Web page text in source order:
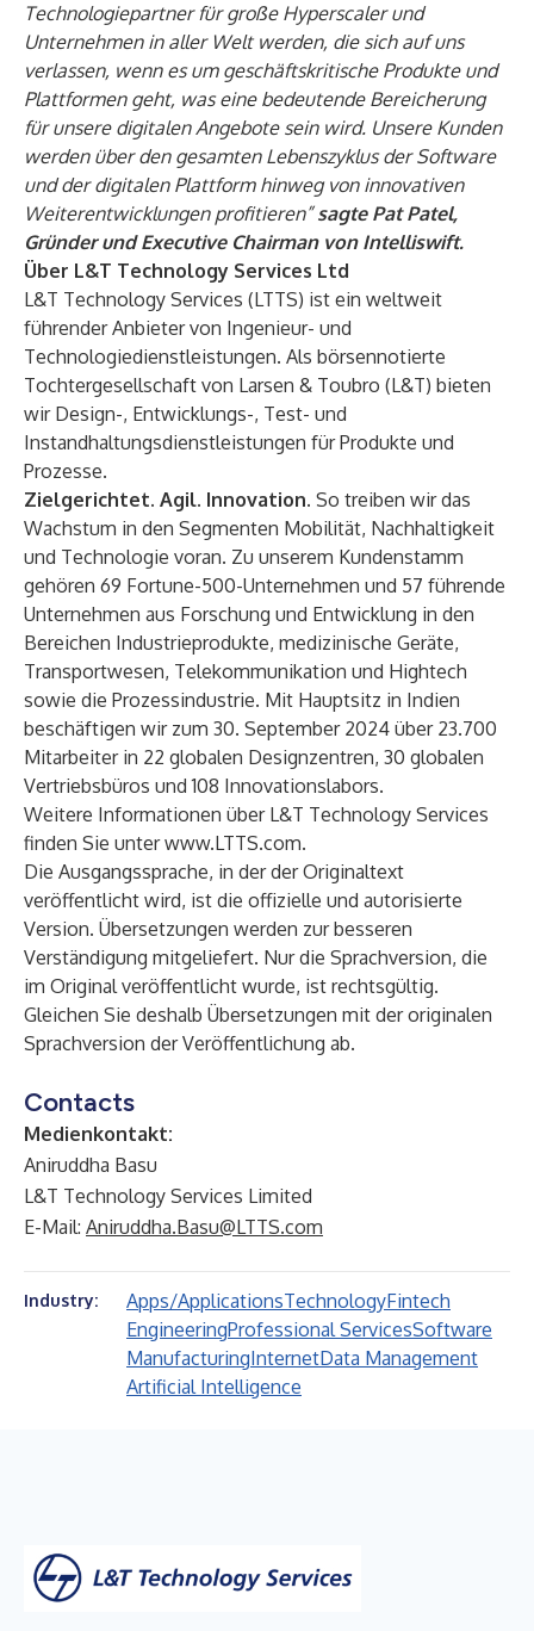
Technologiepartner für große Hyperscaler und
Unternehmen in aller Welt werden, die sich auf uns
verlassen, wenn es um geschäftskritische Produkte und
Plattformen geht, was eine bedeutende Bereicherung
für unsere digitalen Angebote sein wird. Unsere Kunden
werden über den gesamten Lebenszyklus der Software
und der digitalen Plattform hinweg von innovativen
Weiterentwicklungen profitieren” sagte Pat Patel,
Gründer und Executive Chairman von Intelliswift.
Über L&T Technology Services Ltd
L&T Technology Services (LTTS) ist ein weltweit
führender Anbieter von Ingenieur- und
Technologiedienstleistungen. Als börsennotierte
Tochtergesellschaft von Larsen & Toubro (L&T) bieten
wir Design-, Entwicklungs-, Test- und
Instandhaltungsdienstleistungen für Produkte und
Prozesse.
Zielgerichtet. Agil. Innovation. So treiben wir das
Wachstum in den Segmenten Mobilität, Nachhaltigkeit
und Technologie voran. Zu unserem Kundenstamm
gehören 69 Fortune-500-Unternehmen und 57 führende
Unternehmen aus Forschung und Entwicklung in den
Bereichen Industrieprodukte, medizinische Geräte,
Transportwesen, Telekommunikation und Hightech
sowie die Prozessindustrie. Mit Hauptsitz in Indien
beschäftigen wir zum 30. September 2024 über 23.700
Mitarbeiter in 22 globalen Designzentren, 30 globalen
Vertriebsbüros und 108 Innovationslabors.
Weitere Informationen über L&T Technology Services
finden Sie unterwww.LTTS.com.
Die Ausgangssprache, in der der Originaltext
veröffentlicht wird, ist die offizielle und autorisierte
Version. Übersetzungen werden zur besseren
Verständigung mitgeliefert. Nur die Sprachversion, die
im Original veröffentlicht wurde, ist rechtsgültig.
Gleichen Sie deshalb Übersetzungen mit der originalen
Sprachversion der Veröffentlichung ab.
Contacts
Medienkontakt:
Aniruddha Basu
L&T Technology Services Limited
E-Mail: Aniruddha.Basu@LTTS.com
Industry: Apps/ApplicationsTechnologyFintech
EngineeringProfessional ServicesSoftware
ManufacturingInternetData Management
Artificial Intelligence